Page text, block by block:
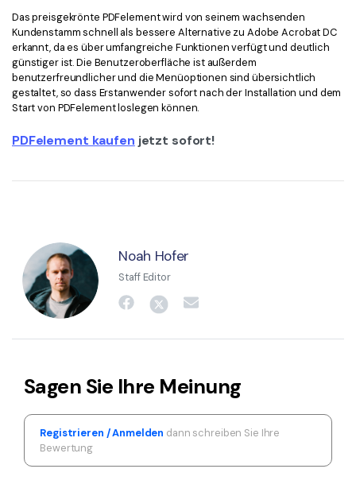
Das preisgekrönte PDFelement wird von seinem wachsenden
Kundenstamm schnell als bessere Alternative zu Adobe Acrobat DC
erkannt, da es über umfangreiche Funktionen verfügt und deutlich
günstiger ist. Die Benutzeroberfläche ist außerdem
benutzerfreundlicher und die Menüoptionen sind übersichtlich
gestaltet, so dass Erstanwender sofort nach der Installation und dem
Start von PDFelement loslegen können.
PDFelement kaufen jetzt sofort!
Noah Hofer
Staff Editor
Sagen Sie Ihre Meinung
Registrieren / Anmelden dann schreiben Sie Ihre
Bewertung